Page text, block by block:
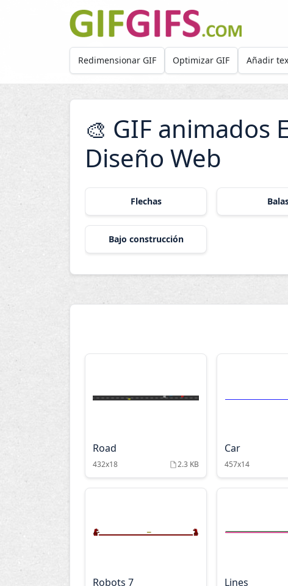
Skip to main content
Redimensionar GIF Optimizar GIF Añadir
🎨 GIF animados
Diseño Web
Flechas
Bajo construcción
Road
432x18 2.3 KB
Car
457x14
Robots 7 Lines